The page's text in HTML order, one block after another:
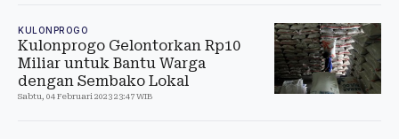
KULONPROGO
Kulonprogo Gelontorkan Rp10
Miliar untuk Bantu Warga
dengan Sembako Lokal
Sabtu, 04 Februari 2023 23:47 WIB